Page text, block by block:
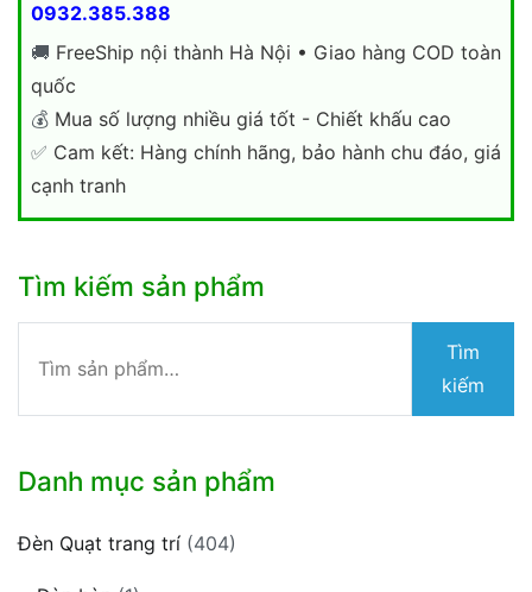
0932.385.388
🚚 FreeShip nội thành Hà Nội • Giao hàng COD toàn
quốc
💰 Mua số lượng nhiều giá tốt - Chiết khấu cao
✅ Cam kết: Hàng chính hãng, bảo hành chu đáo, giá
cạnh tranh
Tìm kiếm sản phẩm
kiếm:
Tìm
kiếm
Danh mục sản phẩm
Đèn Quạt trang trí (404)